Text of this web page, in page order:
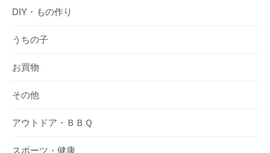
DIY・もの作り
うちの子
お買物
その他
アウトドア・ＢＢＱ
スポーツ・健康